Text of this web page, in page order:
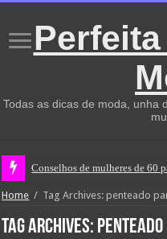
Todas as dicas de moda, unha
Conselhos de mulheres de 60
Home / Tag Archives: penteado
Tag Archives: